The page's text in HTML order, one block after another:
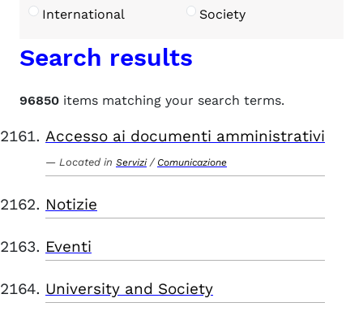
International
Society
Search results
96850 items matching your search terms.
Accesso ai documenti amministrativi
Located in Servizi / Comunicazione
Notizie
Eventi
University and Society